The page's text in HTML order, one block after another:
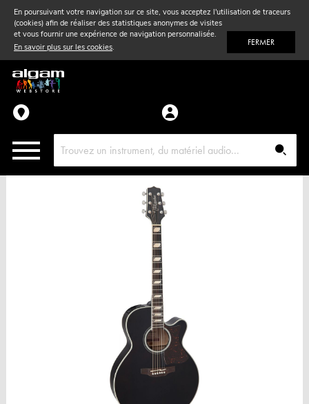
En poursuivant votre navigation sur ce site, vous acceptez l'utilisation de traceurs
(cookies) afin de réaliser des statistiques anonymes de visites
et vous fournir une expérience de navigation personnalisée.
En savoir plus sur les cookies. FERMER
Vent& Violon
Accessoires
Pièces détachées